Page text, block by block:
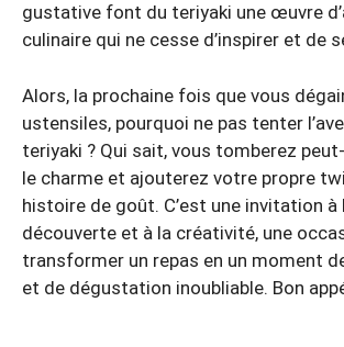
gustative font du teriyaki une œuvre
culinaire qui ne cesse d’inspirer et de
Alors, la prochaine fois que vous
ustensiles, pourquoi ne pas tenter
teriyaki ? Qui sait, vous tomberez
le charme et ajouterez votre propre
histoire de goût. C’est une invitation à
découverte et à la créativité, une
transformer un repas en un moment
et de dégustation inoubliable. Bon